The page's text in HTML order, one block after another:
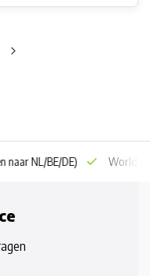
naar NL/BE/DE) World